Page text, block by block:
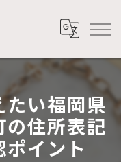
たい福岡県
住所表記
イント